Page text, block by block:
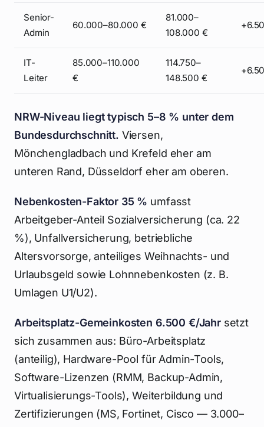
Senior-
Admin
60.000–80.000 €
81.000–
108.000 €
IT-
Leiter
85.000–110.000
€
114.750–
148.500 €
NRW-Niveau liegt typisch 5–8 % unter dem
Bundesdurchschnitt. Viersen,
Mönchengladbach und Krefeld eher am
unteren Rand, Düsseldorf eher am oberen.
Nebenkosten-Faktor 35 % umfasst
Arbeitgeber-Anteil Sozialversicherung (ca. 22
%), Unfallversicherung, betriebliche
Altersvorsorge, anteiliges Weihnachts- und
Urlaubsgeld sowie Lohnnebenkosten (z. B.
Umlagen U1/U2).
Arbeitsplatz-Gemeinkosten 6.500 €/Jahrsetzt
sich zusammen aus: Büro-Arbeitsplatz
(anteilig), Hardware-Pool für Admin-Tools,
Software-Lizenzen (RMM, Backup-Admin,
Virtualisierungs-Tools), Weiterbildung und
Zertifizierungen (MS, Fortinet, Cisco — 3.000–